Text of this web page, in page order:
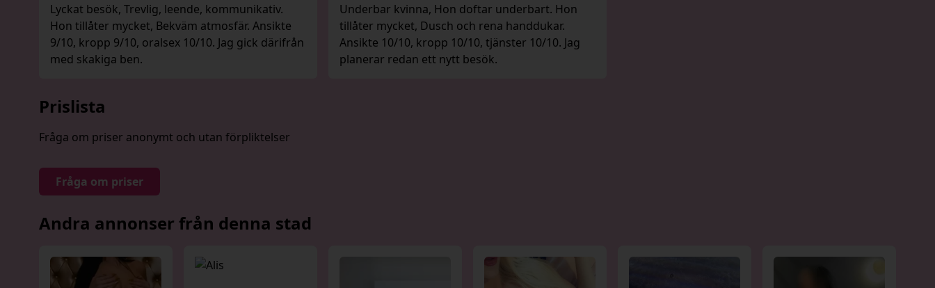
Lyckat besök, Trevlig, leende, kommunikativ.
Hon tillåter mycket, Bekväm atmosfär. Ansikte
9/10, kropp 9/10, oralsex 10/10. Jag gick därifrån
med skakiga ben.
Underbar kvinna, Hon doftar underbart. Hon
tillåter mycket, Dusch och rena handdukar.
Ansikte 10/10, kropp 10/10, tjänster 10/10. Jag
planerar redan ett nytt besök.
Prislista
Fråga om priser anonymt och utan förpliktelser
Fråga om priser
Andra annonser från denna stad